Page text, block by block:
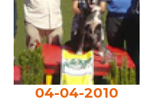
04-04-2010